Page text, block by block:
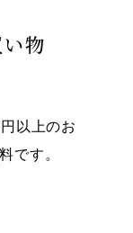
物
以上のお
です。